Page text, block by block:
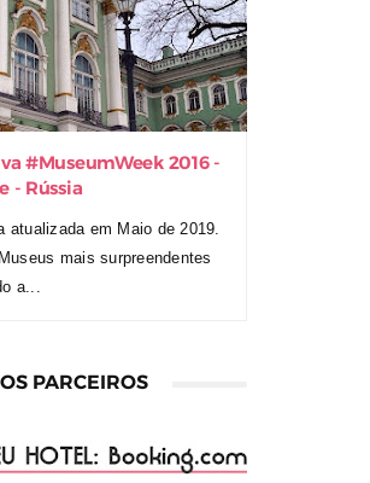
‪#‎MuseumWeek‬ 2016 -
- Rússia
em Maio de 2019.
mais surpreendentes
a...
PARCEIROS